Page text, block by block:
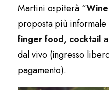
Martini ospiterà “
proposta più informale
finger food, cocktail
dal vivo (ingresso
pagamento).